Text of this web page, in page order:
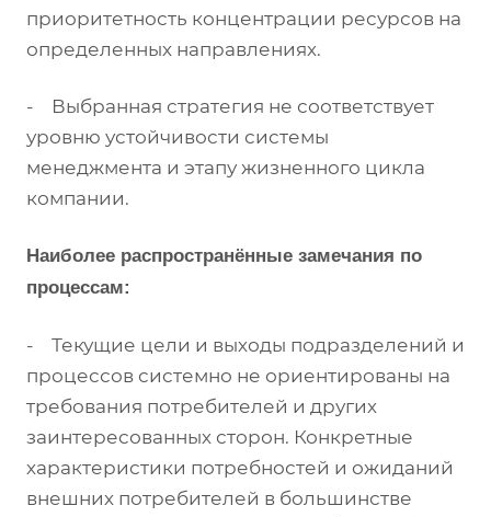
приоритетность концентрации ресурсов на
определенных направлениях.
- Выбранная стратегия не соответствует
уровню устойчивости системы
менеджмента и этапу жизненного цикла
компании.
Наиболее распространённые замечания по
процессам:
- Текущие цели и выходы подразделений и
процессов системно не ориентированы на
требования потребителей и других
заинтересованных сторон. Конкретные
характеристики потребностей и ожиданий
внешних потребителей в большинстве